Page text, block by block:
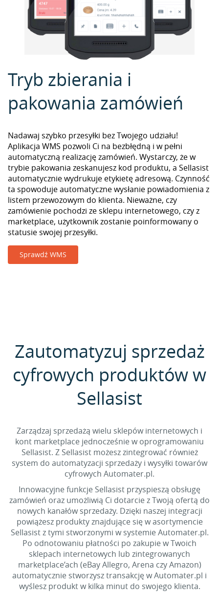
Tryb zbierania i
pakowania zamówień
Nadawaj szybko przesyłki bez Twojego udziału!
Aplikacja WMS pozwoli Ci na bezbłędną i w pełni
automatyczną realizację zamówień. Wystarczy, że w
trybie pakowania zeskanujesz kod produktu, a Sellasist
automatycznie wydrukuje etykietę adresową. Czynność
ta spowoduje automatyczne wysłanie powiadomienia z
listem przewozowym do klienta. Nieważne, czy
zamówienie pochodzi ze sklepu internetowego, czy z
marketplace, użytkownik zostanie poinformowany o
statusie swojej przesyłki.
Sprawdź WMS
Zautomatyzuj sprzedaż
cyfrowych produktów w
Sellasist
Zarządzaj sprzedażą wielu sklepów internetowych i
kont marketplace jednocześnie w oprogramowaniu
Sellasist. Z Sellasist możesz zintegrować również
system do automatyzacji sprzedaży i wysyłki towarów
cyfrowych Automater.pl.
Innowacyjne funkcje Sellasist przyspieszą obsługę
zamówień oraz umożliwią Ci dotarcie z Twoją ofertą do
nowych kanałów sprzedaży. Dzięki naszej integracji
powiążesz produkty znajdujące się w asortymencie
Sellasist z tymi stworzonymi w systemie Automater.pl.
Po odnotowaniu płatności po zakupie w Twoich
sklepach internetowych lub zintegrowanych
marketplace’ach (eBay Allegro, Arena czy Amazon)
automatycznie stworzysz transakcję w Automater.pl i
wyślesz produkt w kilka minut do swojego klienta.